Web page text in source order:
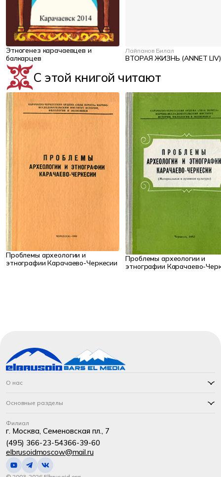
Этногенез карачаевцев и
балкарцев
Лайпанов Билал
ВТОРАЯ ЖИЗНЬ (ANNET LIV)
С этой книгой читают
Проблемы археологии и
этнографии Карачаево-Черкесии
Проблемы археологии и
этнографии Карачаево-
О нас
Основные разделы
Филиал
г. Москва, Семеновская пл., 7
(495) 366-23-54366-39-60
elbrusoidmoscow@mail.ru